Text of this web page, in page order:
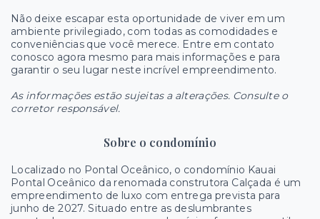
Não deixe escapar esta oportunidade de viver em um
ambiente privilegiado, com todas as comodidades e
conveniências que você merece. Entre em contato
conosco agora mesmo para mais informações e para
garantir o seu lugar neste incrível empreendimento.
As informações estão sujeitas a alterações. Consulte o
corretor responsável.
Sobre o condomínio
Localizado no Pontal Oceânico, o condomínio Kauai
Pontal Oceânico da renomada construtora Calçada é um
empreendimento de luxo com entrega prevista para
junho de 2027. Situado entre as deslumbrantes